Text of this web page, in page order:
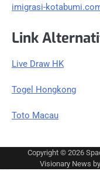
imigrasi-
Link
Live Draw HK
Togel Hongkong
Toto Macau
Copyright © 2026
Visionary News by